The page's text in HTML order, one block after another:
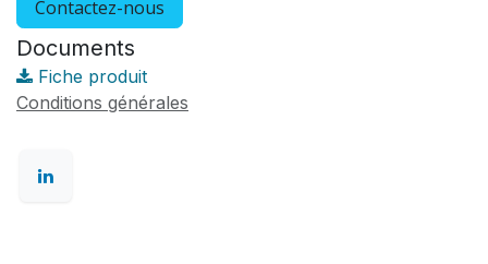
Contactez-nous
Documents
Fiche produit
Conditions générales